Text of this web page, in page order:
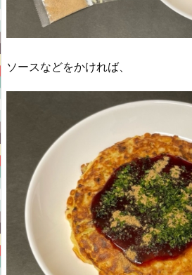
ソースなどをかければ、